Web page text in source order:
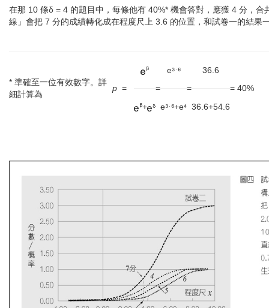
在那 10 條δ = 4 的題目中，每條他有 40%* 機會答對，應獲 4 分，合
線」會把 7 分的成績轉化成在程度尺上 3.6 的位置，和試卷一的結果
* 準確至一位有效數字。詳
細計算為
p =
+
=
e
e +e
=
36.6
36.6+54.6
= 40%